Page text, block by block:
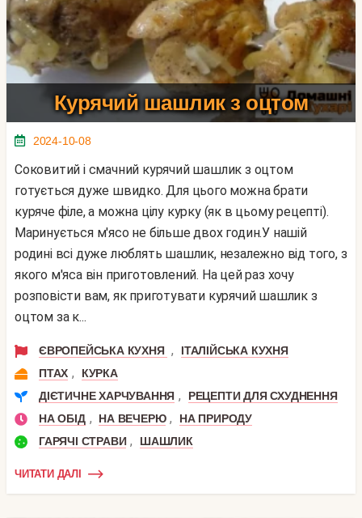
Курячий шашлик з оцтом
2024-10-08
Соковитий і смачний курячий шашлик з оцтом
готується дуже швидко. Для цього можна брати
куряче філе, а можна цілу курку (як в цьому рецепті).
Маринується м'ясо не більше двох годин.У нашій
родині всі дуже люблять шашлик, незалежно від того, з
якого м'яса він приготовлений. На цей раз хочу
розповісти вам, як приготувати курячий шашлик з
оцтом за к...
ЄВРОПЕЙСЬКА КУХНЯ ,
ІТАЛІЙСЬКА КУХНЯ
ПТАХ ,
КУРКА
ДІЄТИЧНЕ ХАРЧУВАННЯ ,
РЕЦЕПТИ ДЛЯ СХУДНЕННЯ
НА ОБІД , НА ВЕЧЕРЮ ,
НА ПРИРОДУ
ГАРЯЧІ СТРАВИ , ШАШЛИК
ЧИТАТИ ДАЛІ